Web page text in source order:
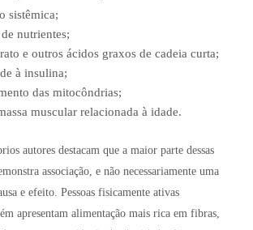
sistêmica;
nutrientes;
e outros ácidos graxos de cadeia curta;
à insulina;
das mitocôndrias;
muscular relacionada à idade.
autores destacam que a maior parte dessas
associação, e não necessariamente uma
e efeito. Pessoas fisicamente ativas
apresentam alimentação mais rica em fibras,